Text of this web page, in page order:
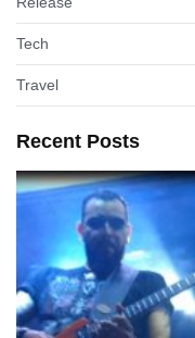
Tech
Travel
Recent Posts